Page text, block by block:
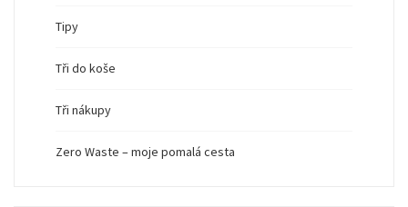
Tipy
Tři do koše
Tři nákupy
Zero Waste – moje pomalá cesta